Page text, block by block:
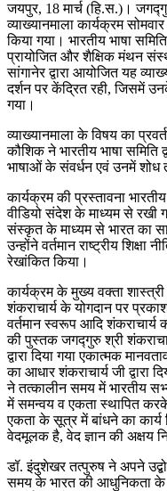
जयपुर, 18 मार्च (हि.स.)।
व्याख्यानमाला कार्यक्रम
किया गया। भारतीय भाषा
प्रायोजित और शैक्षिक मंथन
सांगानेर द्वारा आयोजित यह
दर्शन पर केंद्रित रही, जिसमें
गया।
व्याख्यानमाला के विषय का
कौशिक ने भारतीय भाषा
भाषाओं के संवर्धन एवं उनमें शोध
कार्यक्रम की प्रस्तावना
वीडियो संदेश के माध्यम से रखी
संस्कृत के माध्यम से भारत का
उन्होंने वर्तमान राष्ट्रीय शिक्षा
रेखांकित किया।
कार्यक्रम के मुख्य वक्ता
शंकराचार्य के योगदान पर
वर्तमान स्वरूप आदि शंकराचार्य
की पुस्तक जगद्गुरु श्री
द्वारा दिया गया एकात्मक
का आधार शंकराचार्य जी द्वारा
ने तत्कालीन समय में भारतीय
में समन्वय व एकता स्थापित
एकता के सूत्र में बांधने का
वेदमूलक है, वेद ज्ञान की अक्षय
डॉ. इंदुशेखर तत्पुरुष ने अपने
समय के भारत की आधुनिकता के